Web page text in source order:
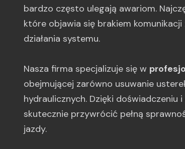
bardzo często ulegają awariom.
które objawia się brakiem
działania systemu.
Nasza firma specjalizuje się w
obejmującej zarówno usuwanie
hydraulicznych. Dzięki
skutecznie przywrócić pełną
jazdy.